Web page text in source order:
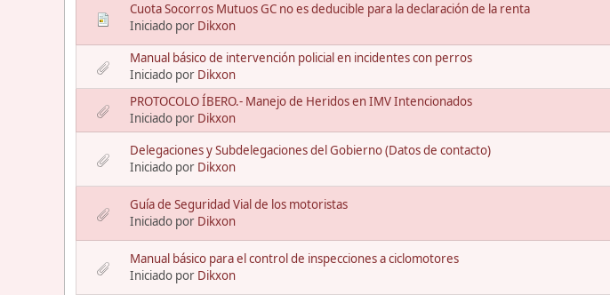
Cuota Socorros Mutuos GC no es deducible para la declaración de la renta
Iniciado por Dikxon
Manual básico de intervención policial en incidentes con perros
Iniciado por Dikxon
PROTOCOLO ÍBERO.- Manejo de Heridos en IMV Intencionados
Iniciado por Dikxon
Delegaciones y Subdelegaciones del Gobierno (Datos de contacto)
Iniciado por Dikxon
Guía de Seguridad Vial de los motoristas
Iniciado por Dikxon
Manual básico para el control de inspecciones a ciclomotores
Iniciado por Dikxon